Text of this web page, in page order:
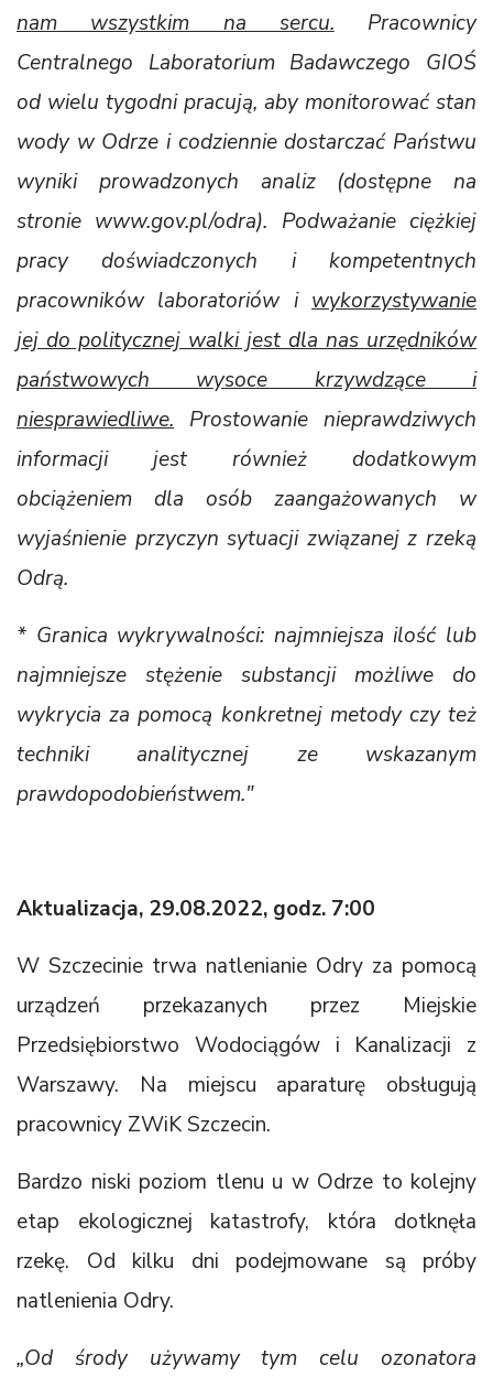
nam wszystkim na sercu. Pracownicy
Centralnego Laboratorium Badawczego GIOŚ
od wielu tygodni pracują, aby monitorować stan
wody w Odrze i codziennie dostarczać Państwu
wyniki prowadzonych analiz (dostępne na
stronie www.gov.pl/odra). Podważanie ciężkiej
pracy doświadczonych i kompetentnych
pracowników laboratoriów i wykorzystywanie
jej do politycznej walki jest dla nas urzędników
państwowych wysoce krzywdzące i
niesprawiedliwe. Prostowanie nieprawdziwych
informacji jest również dodatkowym
obciążeniem dla osób zaangażowanych w
wyjaśnienie przyczyn sytuacji związanej z rzeką
Odrą.
* Granica wykrywalności: najmniejsza ilość lub
najmniejsze stężenie substancji możliwe do
wykrycia za pomocą konkretnej metody czy też
techniki analitycznej ze wskazanym
prawdopodobieństwem."
Aktualizacja, 29.08.2022, godz. 7:00
W Szczecinie trwa natlenianie Odry za pomocą
urządzeń przekazanych przez Miejskie
Przedsiębiorstwo Wodociągów i Kanalizacji z
Warszawy. Na miejscu aparaturę obsługują
pracownicy ZWiK Szczecin.
Bardzo niski poziom tlenu u w Odrze to kolejny
etap ekologicznej katastrofy, która dotknęła
rzekę. Od kilku dni podejmowane są próby
natlenienia Odry.
„Od środy używamy tym celu ozonatora